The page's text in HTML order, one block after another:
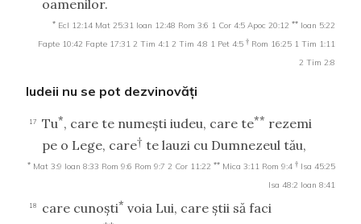
oamenilor.
* Ecl 12:14 Mat 25:31 Ioan 12:48 Rom 3:6 1 Cor 4:5 Apoc 20:12 ** Ioan 5:22
Fapte 10:42 Fapte 17:31 2 Tim 4:1 2 Tim 4:8 1 Pet 4:5 † Rom 16:25 1 Tim 1:11
2 Tim 2:8
Iudeii nu se pot dezvinovăţi
17 Tu*, care te numeşti iudeu, care te** rezemi
pe o Lege, care† te lauzi cu Dumnezeul tău,
* Mat 3:9 Ioan 8:33 Rom 9:6 Rom 9:7 2 Cor 11:22 ** Mica 3:11 Rom 9:4 † Isa 45:25
Isa 48:2 Ioan 8:41
18 care cunoşti* voia Lui, care ştii să faci